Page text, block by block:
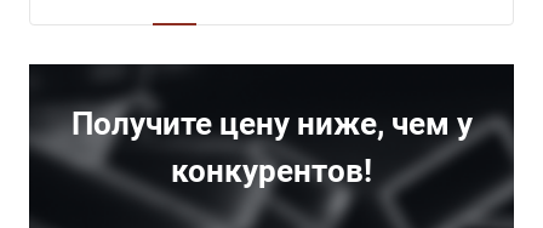
Получите цену ниже, чем у
конкурентов!